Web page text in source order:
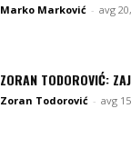
Marko Marković - avg
ZORAN TODOROVIĆ:
Zoran Todorović - avg